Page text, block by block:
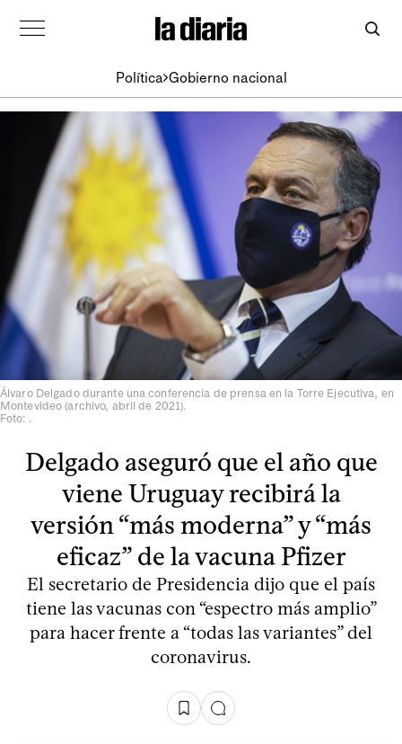
Política Gobierno nacional
Álvaro Delgado durante una conferencia de prensa en la Torre Ejecutiva, en
Montevideo (archivo, abril de 2021).
Foto: .
Delgado aseguró que el año que
viene Uruguay recibirá la
versión “más moderna” y “más
eficaz” de la vacuna Pfizer
El secretario de Presidencia dijo que el país
tiene las vacunas con “espectro más amplio”
para hacer frente a “todas las variantes” del
coronavirus.